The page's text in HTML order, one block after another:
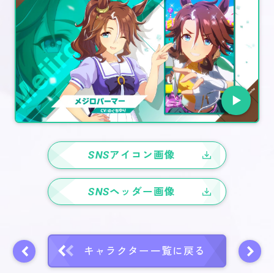
SNSアイコン画像
SNSヘッダー画像
キャラクター一覧に戻る